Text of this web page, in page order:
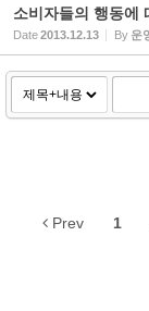
소비자들의 행동에
Date2013.12.13 By 운
Prev 1